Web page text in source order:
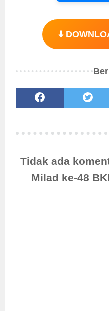
⬇️
Tidak ada
Milad ke-48